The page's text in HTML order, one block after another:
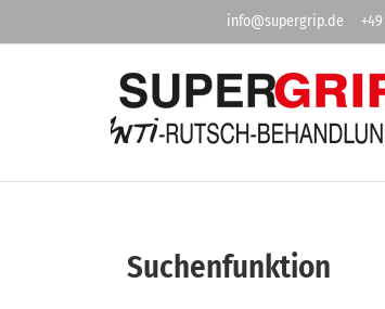
info@supergrip.de +49
Suchenfunktion